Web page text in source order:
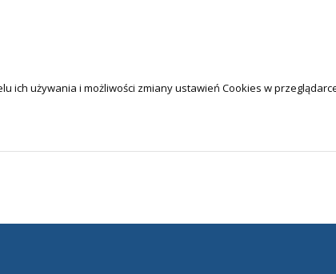
ich używania i możliwości zmiany ustawień Cookies w